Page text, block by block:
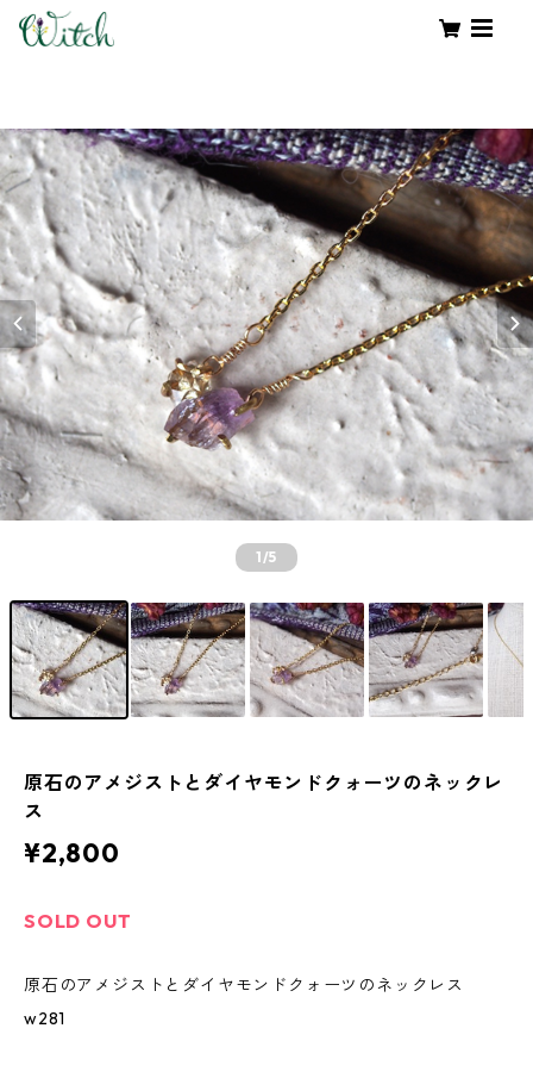
1/5
原石のアメジストとダイヤモンドクォーツのネックレ
ス
¥2,800
SOLD OUT
原石のアメジストとダイヤモンドクォーツのネックレス
w281